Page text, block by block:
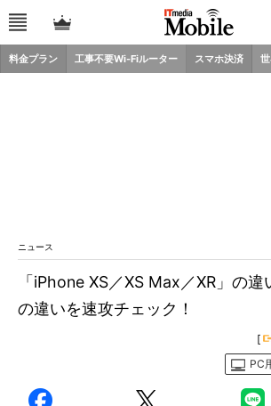
料金プラン 工事不要Wi-Fiルーター スマホ決済
ニュース
「iPhone XS／XS Max／XR」の
の違いを速攻チェック！
[
PC